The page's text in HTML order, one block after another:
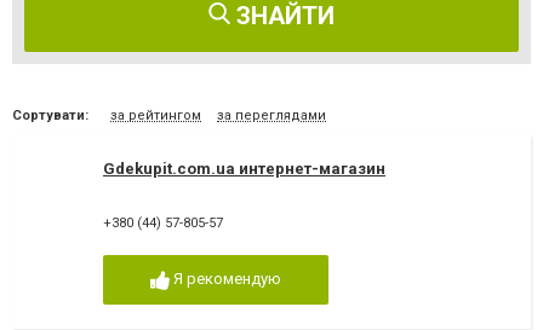
ЗНАЙТИ
Сортувати: за рейтингом за переглядами
Gdekupit.com.ua интернет-магазин
+380 (44) 57-805-57
Я рекомендую